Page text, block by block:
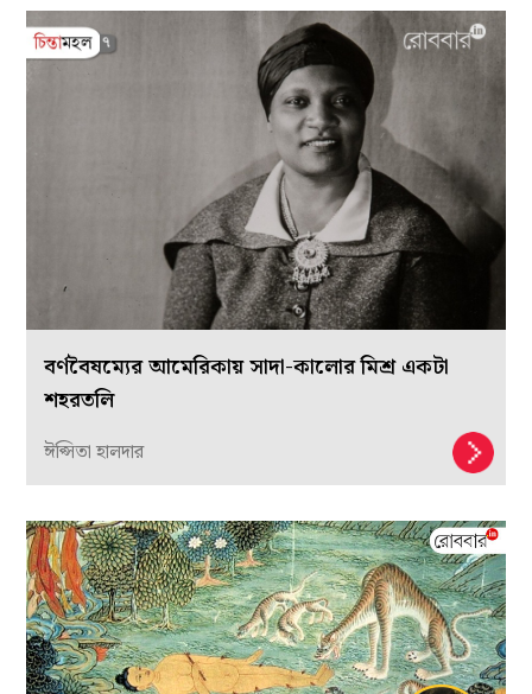
বর্ণবৈষম্যের আমেরিকায় সাদা-কালোর মিশ্র একটা
শহরতলি
ঈপ্সিতা হালদার